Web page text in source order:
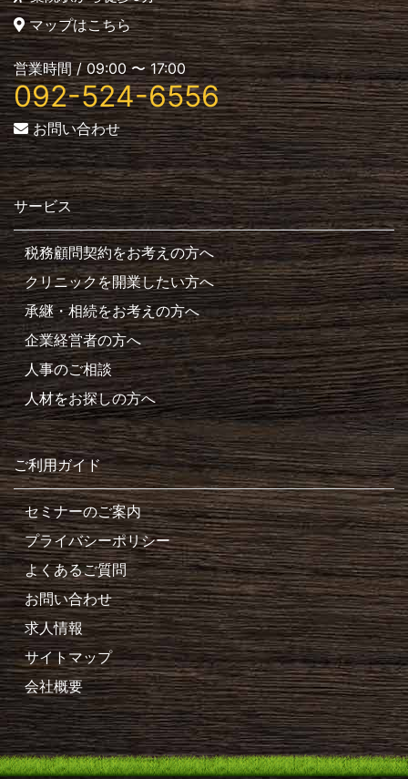
マップはこちら
営業時間 / 09:00 〜 17:00
092-524-6556
お問い合わせ
サービス
税務顧問契約をお考えの方へ
クリニックを開業したい方へ
承継・相続をお考えの方へ
企業経営者の方へ
人事のご相談
人材をお探しの方へ
ご利用ガイド
セミナーのご案内
プライバシーポリシー
よくあるご質問
お問い合わせ
求人情報
サイトマップ
会社概要